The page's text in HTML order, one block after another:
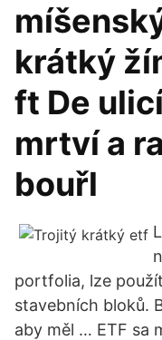
krátký
ft De
mrtví a
bouřl
portfolia, lze
stavebních bloků.
aby měl … ETF sa